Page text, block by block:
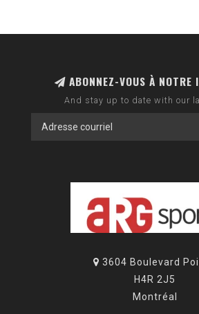
ABONNEZ-VOUS À NOTRE
And stay up to date with our
3604 Boulevard
H4R 2J5
Montréal